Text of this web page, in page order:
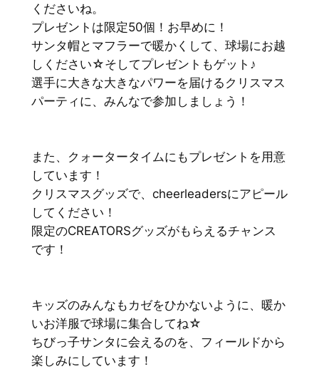
くださいね。
プレゼントは限定50個！お早めに！
サンタ帽とマフラーで暖かくして、球場にお越
しください☆そしてプレゼントもゲット♪
選手に大きな大きなパワーを届けるクリスマス
パーティに、みんなで参加しましょう！
また、クォータータイムにもプレゼントを用意
しています！
クリスマスグッズで、cheerleadersにアピール
してください！
限定のCREATORSグッズがもらえるチャンス
です！
キッズのみんなもカゼをひかないように、暖か
いお洋服で球場に集合してね☆
ちびっ子サンタに会えるのを、フィールドから
楽しみにしています！